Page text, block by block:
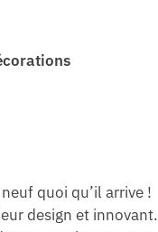
quoi qu’il arrive !
design et innovant.